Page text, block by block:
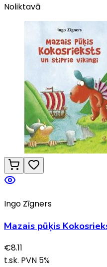
Noliktavā
Ingo Zīgners
Mazais pūķis
€8.11
t.sk. PVN 5%